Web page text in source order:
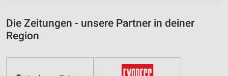
Die Zeitungen - unsere Partner in deiner
Region